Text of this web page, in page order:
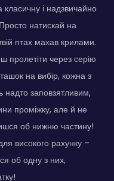
і надзвичайно
натискай на
птах махав крилами.
пролетіти через серію
на вибір, кожна з
надто заповзятливим,
проміжку, але й не
об нижню частину!
високого рахунку –
об одну з них,